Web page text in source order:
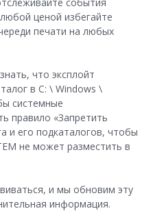
ценой избегайте
печати на любых
что эксплойт
в C: \ Windows \
системные
правило «Запретить
и его подкаталогов, чтобы
не может разместить в
и мы обновим эту
информация.